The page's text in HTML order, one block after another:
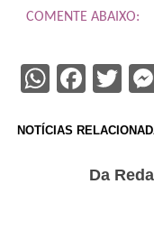
COMENTE ABAIXO:
NOTÍCIAS
Da